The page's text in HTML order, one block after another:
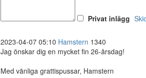
Privat inlägg
2023-04-07 05:10 Hamstern 1340
Jag önskar dig en mycket fin 26-årsdag!
Med vänliga grattispussar, Hamstern